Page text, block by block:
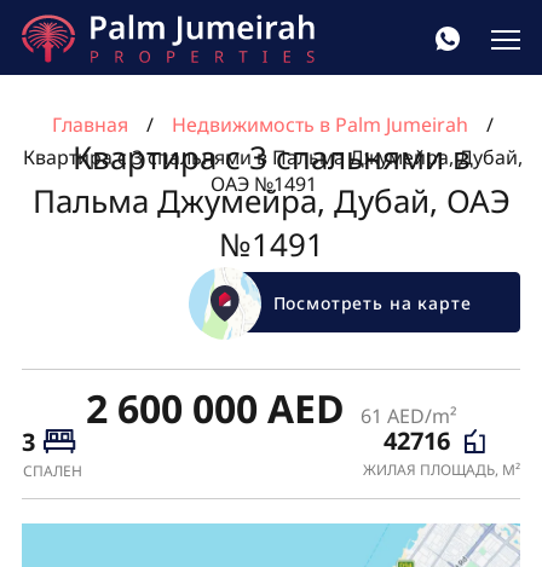
Главная
Недвижимость в Palm Jumeirah
Квартира с 3 спальнями в Пальма Джумейра, Дубай,
ОАЭ №1491
Квартира с 3 спальнями в
Пальма Джумейра, Дубай, ОАЭ
№1491
Посмотреть на карте
2 600 000 AED 61 AED/m²
3
СПАЛЕН
42716
ЖИЛАЯ ПЛОЩАДЬ, М²